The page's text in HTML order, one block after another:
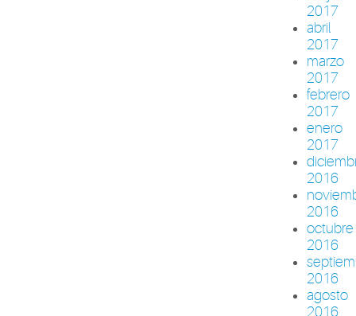
2017
abril
2017
marzo
2017
febrero
2017
enero
2017
2016
2016
octubre
2016
2016
agosto
2016